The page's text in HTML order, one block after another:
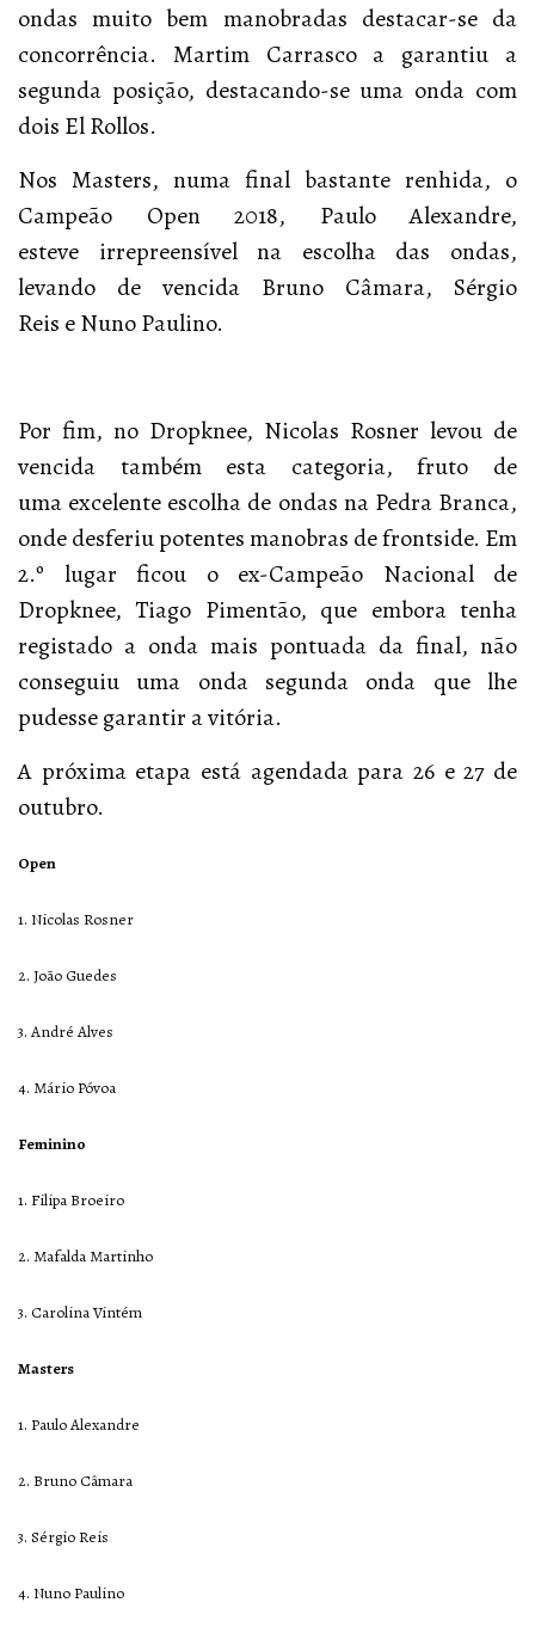
ondas muito bem manobradas destacar-se da
concorrência. Martim Carrasco a garantiu a
segunda posição, destacando-se uma onda com
dois El Rollos.
Nos Masters, numa final bastante renhida, o
Campeão Open 2018, Paulo Alexandre,
esteve irrepreensível na escolha das ondas,
levando de vencida Bruno Câmara, Sérgio
Reis e Nuno Paulino.
Por fim, no Dropknee, Nicolas Rosner levou de
vencida também esta categoria, fruto de
uma excelente escolha de ondas na Pedra Branca,
onde desferiu potentes manobras de frontside. Em
2.º lugar ficou o ex-Campeão Nacional de
Dropknee, Tiago Pimentão, que embora tenha
registado a onda mais pontuada da final, não
conseguiu uma onda segunda onda que lhe
pudesse garantir a vitória.
A próxima etapa está agendada para 26 e 27 de
outubro.
Open
1. Nicolas Rosner
2. João Guedes
3. André Alves
4. Mário Póvoa
Feminino
1. Filipa Broeiro
2. Mafalda Martinho
3. Carolina Vintém
Masters
1. Paulo Alexandre
2. Bruno Câmara
3. Sérgio Reis
4. Nuno Paulino